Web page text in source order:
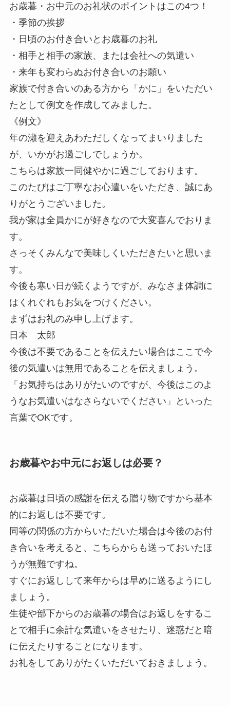
お歳暮・お中元のお礼状のポイントはこの4つ！
・季節の挨拶
・日頃のお付き合いとお歳暮のお礼
・相手と相手の家族、または会社への気遣い
・来年も変わらぬお付き合いのお願い
家族で付き合いのある方から「かに」をいただい
たとして例文を作成してみました。
《例文》
年の瀬を迎えあわただしくなってまいりました
が、いかがお過ごしでしょうか。
こちらは家族一同健やかに過ごしております。
このたびはご丁寧なお心遣いをいただき、誠にあ
りがとうございました。
我が家は全員かにが好きなので大変喜んでおりま
す。
さっそくみんなで美味しくいただきたいと思いま
す。
今後も寒い日が続くようですが、みなさま体調に
はくれぐれもお気をつけください。
まずはお礼のみ申し上げます。
日本 太郎
今後は不要であることを伝えたい場合はここで今
後の気遣いは無用であることを伝えましょう。
「お気持ちはありがたいのですが、今後はこのよ
うなお気遣いはなさらないでください」といった
言葉でOKです。
お歳暮やお中元にお返しは必要？
お歳暮は日頃の感謝を伝える贈り物ですから基本
的にお返しは不要です。
同等の関係の方からいただいた場合は今後のお付
き合いを考えると、こちらからも送っておいたほ
うが無難ですね。
すぐにお返しして来年からは早めに送るようにし
ましょう。
生徒や部下からのお歳暮の場合はお返しをするこ
とで相手に余計な気遣いをさせたり、迷惑だと暗
に伝えたりすることになります。
お礼をしてありがたくいただいておきましょう。